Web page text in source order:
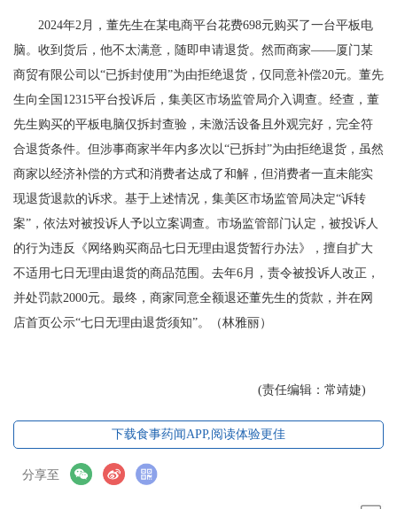
2024年2月，董先生在某电商平台花费698元购买了一台平板电
脑。收到货后，他不太满意，随即申请退货。然而商家——厦门某
商贸有限公司以“已拆封使用”为由拒绝退货，仅同意补偿20元。董先
生向全国12315平台投诉后，集美区市场监管局介入调查。经查，董
先生购买的平板电脑仅拆封查验，未激活设备且外观完好，完全符
合退货条件。但涉事商家半年内多次以“已拆封”为由拒绝退货，虽然
商家以经济补偿的方式和消费者达成了和解，但消费者一直未能实
现退货退款的诉求。基于上述情况，集美区市场监管局决定“诉转
案”，依法对被投诉人予以立案调查。市场监管部门认定，被投诉人
的行为违反《网络购买商品七日无理由退货暂行办法》，擅自扩大
不适用七日无理由退货的商品范围。去年6月，责令被投诉人改正，
并处罚款2000元。最终，商家同意全额退还董先生的货款，并在网
店首页公示“七日无理由退货须知”。（林雅丽）
(责任编辑：常靖婕)
下载食事药闻APP,阅读体验更佳
分享至